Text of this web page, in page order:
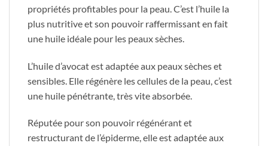
propriétés profitables pour la peau. C’est l’huile la
plus nutritive et son pouvoir raffermissant en fait
une huile idéale pour les peaux sèches.
L’huile d’avocat est adaptée aux peaux sèches et
sensibles. Elle régénère les cellules de la peau, c’est
une huile pénétrante, très vite absorbée.
Réputée pour son pouvoir régénérant et
restructurant de l’épiderme, elle est adaptée aux